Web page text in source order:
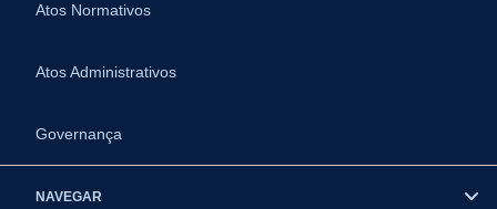
Atos Normativos
Atos Administrativos
Governança
NAVEGAR